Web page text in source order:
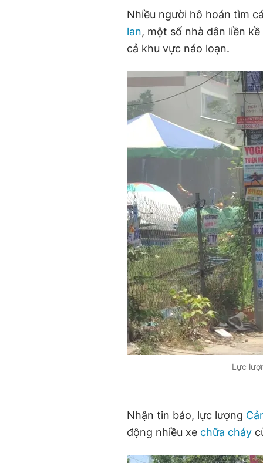
r
e
n
t
T
a
t
i
o
Nhiều người hô hoán tìm
lan, một số nhà dân liền
cả khu vực náo loạn.
Lực
Nhận tin báo, lực lượng
động nhiều xe chữa cháy